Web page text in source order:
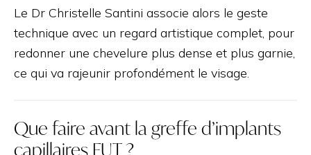
Le Dr Christelle Santini associe alors le geste
technique avec un regard artistique complet, pour
redonner une chevelure plus dense et plus garnie,
ce qui va rajeunir profondément le visage.
Que faire avant la greffe d’implants
capillaires FUT ?